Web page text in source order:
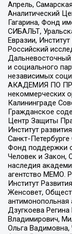
Апрель,
Аналитический
Гагарина, Фонд
СИБАЛЬТ,
Евразии,
Российский
Дальневосточный
и социального
независимых
АКАДЕМИЯ ПО
некоммерческих
Калининграде
Гражданское
Центр Защиты
Институт
Санкт-
Фонд поддержки
Человек и Закон,
наследия
агентство МЕМО.
Институт
Женсовет,
Дзугкоева
Владимирович,
Ольга